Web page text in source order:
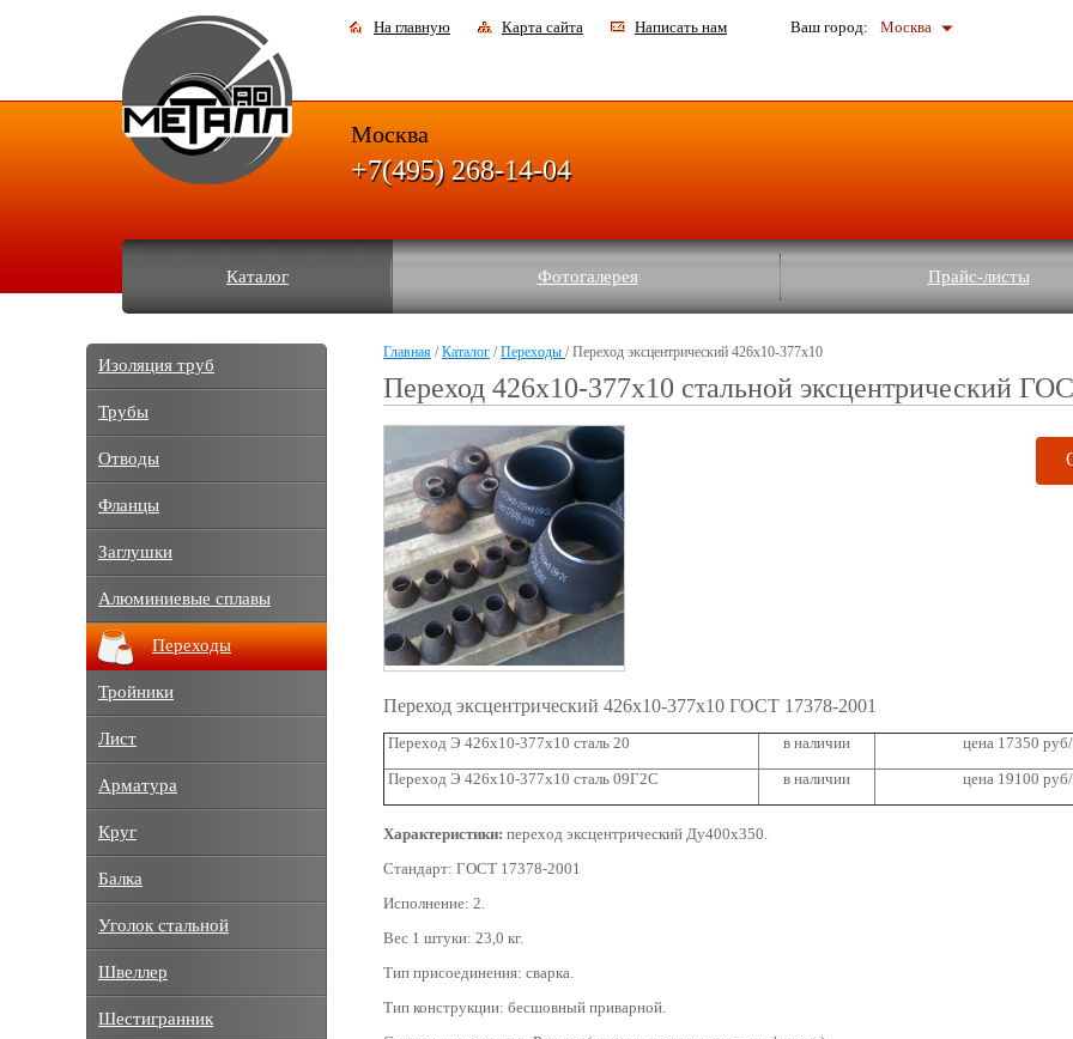
На главную Карта сайта Написать нам Ваш город: Москва
Каталог Фотогалерея Прайс-листы
Москва
+7(495) 268-14-04
Главная /Каталог /Переходы / Переход эксцентрический 426х10-377х10
Переход 426х10-377х10 стальной эксцентрический
Переход эксцентрический 426х10-377х10 ГОСТ 17378-2001
Переход Э 426х10-377х10 сталь 20 в наличии
цена 17350
Переход Э 426х10-377х10 сталь 09Г2С
в наличии цена 19100
Характеристики: переход эксцентрический Ду400х350.
Стандарт: ГОСТ 17378-2001
Исполнение: 2.
Вес 1 штуки: 23,0 кг.
Тип присоединения: сварка.
Тип конструкции: бесшовный приварной.
Изоляция труб
Трубы
Отводы
Фланцы
Заглушки
Алюминиевые сплавы
Переходы
Тройники
Лист
Арматура
Круг
Балка
Уголок стальной
Швеллер
Шестигранник